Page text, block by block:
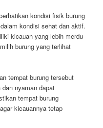
kondisi fisik burung
kondisi sehat dan aktif.
kicauan yang lebih merdu
burung yang terlihat
tempat burung tersebut
dan nyaman dapat
tempat burung
kicauannya tetap